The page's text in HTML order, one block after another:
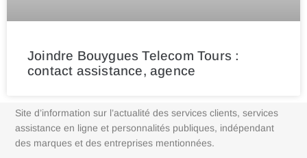
Joindre Bouygues Telecom Tours :
contact assistance, agence
Site d’information sur l’actualité des services clients, services
assistance en ligne et personnalités publiques, indépendant
des marques et des entreprises mentionnées.